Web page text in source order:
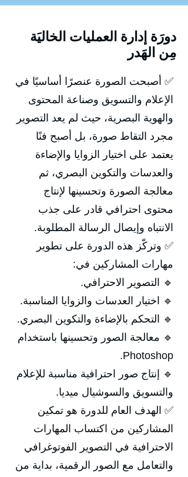
دورَة إدارة العمليات الخاليَة
مِن الهَدر
✅ أصبحت الصورة عنصرًا أساسيًا في
الإعلام والتسويق وصناعة المحتوى
والهوية البصرية، حيث لم يعد التصوير
مجرد التقاط صورة، بل أصبح فنًا
يعتمد على اختيار الزوايا والإضاءة
والعدسات والتكوين البصري، ثم
معالجة الصورة وتحسينها لإنتاج
محتوى احترافي قادر على جذب
الانتباه وإيصال الرسالة المطلوبة.
✅ وتركّز هذه الدورة على تطوير
مهارات المشاركين في:
🔹 التصوير الاحترافي.
🔹 اختيار العدسات والزوايا المناسبة.
🔹 التحكم بالإضاءة والتكوين البصري.
🔹 معالجة الصور وتحسينها باستخدام
Photoshop.
🔹 إنتاج صور احترافية مناسبة للإعلام
والتسويق والسوشيال ميديا.
✅ الهدف العام للدورة هو تمكين
المشاركين من اكتساب المهارات
الاحترافية في التصوير الفوتوغرافي
والتعامل مع الصور الرقمية، بداية من